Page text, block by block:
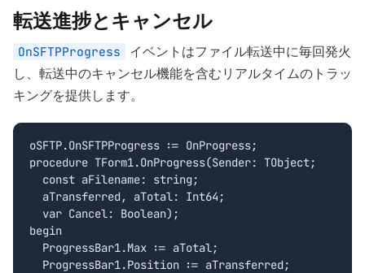
転送進捗とキャンセル
OnSFTPProgress
イベントはファイル転送中に毎回発火
し、転送中のキャンセル機能を含むリアルタイムのトラッ
キングを提供します。
oSFTP.OnSFTPProgress := OnProgress;
procedure TForm1.OnProgress(Sender: TObject;
  const aFilename: string;
  aTransferred, aTotal: Int64;
  var Cancel: Boolean);
begin
  ProgressBar1.Max := aTotal;
  ProgressBar1.Position := aTransferred;